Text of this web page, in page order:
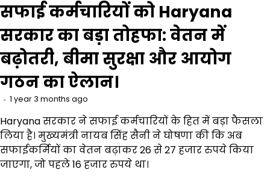
सफाई कर्मचारियों को Haryana
सरकार का बड़ा तोहफा: वेतन में
बढ़ोतरी, बीमा सुरक्षा और आयोग
गठन का ऐलान।
1 year 3 months ago
Haryana सरकार ने सफाई कर्मचारियों के हित में बड़ा फैसला
लिया है। मुख्यमंत्री नायब सिंह सैनी ने घोषणा की कि अब
सफाईकर्मियों का वेतन बढ़ाकर 26 से 27 हजार रुपये किया
जाएगा, जो पहले 16 हजार रुपये था।